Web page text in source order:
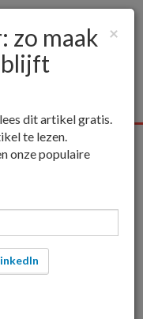
Educatieve media
zo
dat
×
zo maak
blijft
dit artikel gratis.
te lezen.
onze populaire